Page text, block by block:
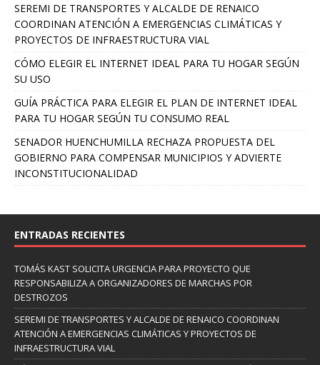
SEREMI DE TRANSPORTES Y ALCALDE DE RENAICO
COORDINAN ATENCIÓN A EMERGENCIAS CLIMÁTICAS Y
PROYECTOS DE INFRAESTRUCTURA VIAL
CÓMO ELEGIR EL INTERNET IDEAL PARA TU HOGAR SEGÚN
SU USO
GUÍA PRÁCTICA PARA ELEGIR EL PLAN DE INTERNET IDEAL
PARA TU HOGAR SEGÚN TU CONSUMO REAL
SENADOR HUENCHUMILLA RECHAZA PROPUESTA DEL
GOBIERNO PARA COMPENSAR MUNICIPIOS Y ADVIERTE
INCONSTITUCIONALIDAD
ENTRADAS RECIENTES
TOMÁS KAST SOLICITA URGENCIA PARA PROYECTO QUE
RESPONSABILIZA A ORGANIZADORES DE MARCHAS POR
DESTROZOS
SEREMI DE TRANSPORTES Y ALCALDE DE RENAICO COORDINAN
ATENCIÓN A EMERGENCIAS CLIMÁTICAS Y PROYECTOS DE
INFRAESTRUCTURA VIAL